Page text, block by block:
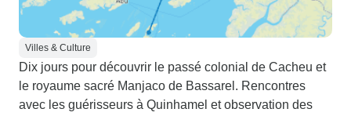
Villes & Culture
Dix jours pour découvrir le passé colonial de Cacheu et
le royaume sacré Manjaco de Bassarel. Rencontres
avec les guérisseurs à Quinhamel et observation des